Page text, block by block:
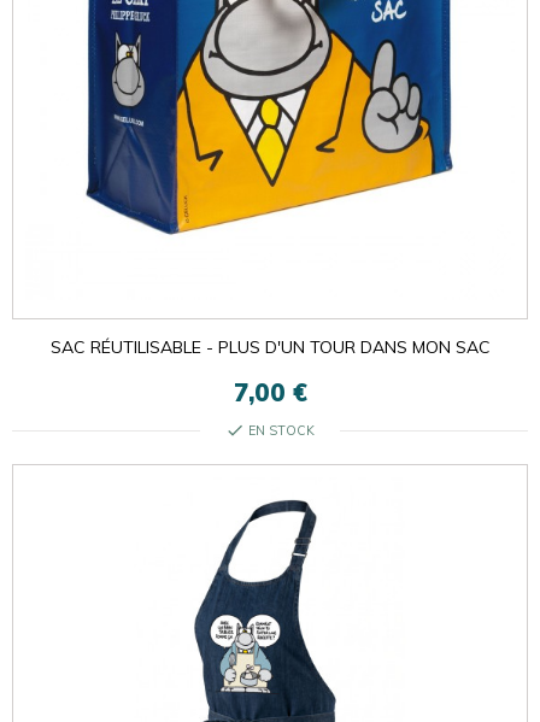
SAC RÉUTILISABLE - PLUS D'UN TOUR DANS MON SAC
7,00 €
check EN STOCK